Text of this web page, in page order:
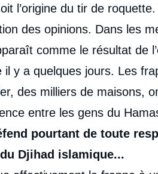
l’origine du tir de
des opinions. Dans les
comme le résultat de
il y a quelques jours. Les
des milliers de maisons,
entre les gens du
pourtant de toute
Djihad islamique...